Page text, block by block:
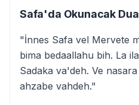
Safa'da Okunacak Dua
"İnnes Safa vel Mervete
bima bedaallahu bih. La
Sadaka va'deh. Ve
ahzabe vahdeh."